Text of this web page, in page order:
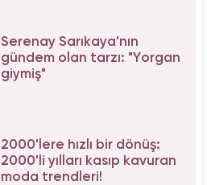
Serenay Sarıkaya'nın
gündem olan tarzı: "Yorgan
giymiş"
2000'lere hızlı bir dönüş:
2000'li yılları kasıp kavuran
moda trendleri!